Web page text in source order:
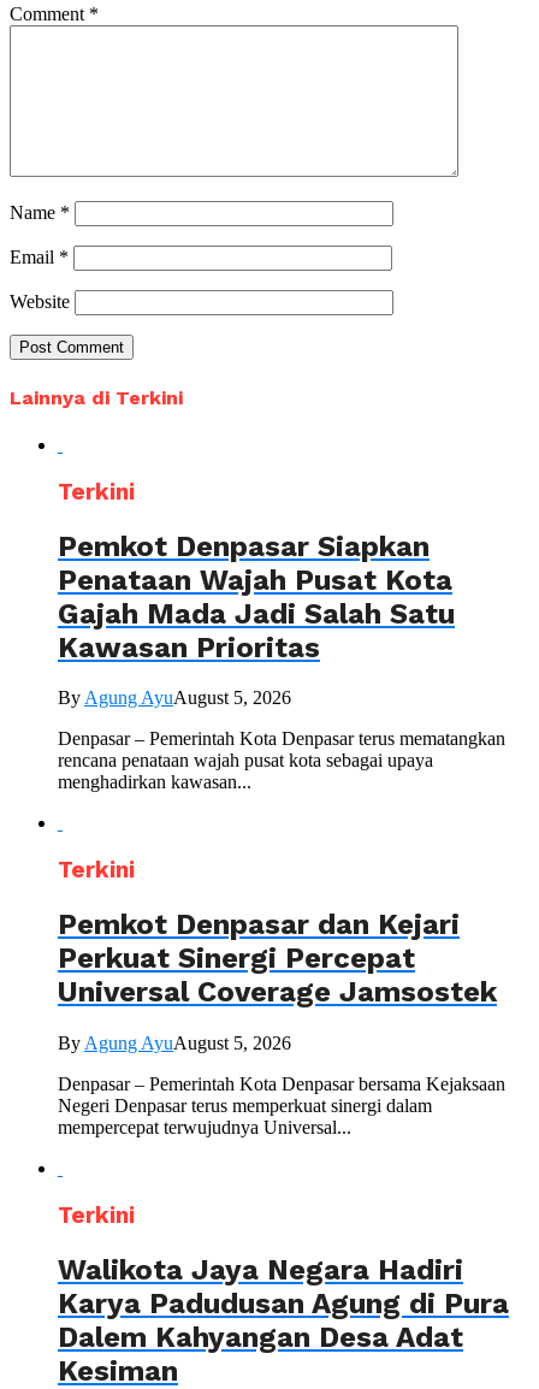
Comment *
Name *
Email *
Website
Lainnya di Terkini
Terkini
Pemkot Denpasar Siapkan
Penataan Wajah Pusat Kota
Gajah Mada Jadi Salah Satu
Kawasan Prioritas
ByAgung AyuAugust 5, 2026
Denpasar – Pemerintah Kota Denpasar terus mematangkan
rencana penataan wajah pusat kota sebagai upaya
menghadirkan kawasan...
Terkini
Pemkot Denpasar dan Kejari
Perkuat Sinergi Percepat
Universal Coverage Jamsostek
By Agung AyuAugust 5, 2026
Denpasar – Pemerintah Kota Denpasar bersama Kejaksaan
Negeri Denpasar terus memperkuat sinergi dalam
mempercepat terwujudnya Universal...
Terkini
Walikota Jaya Negara Hadiri
Karya Padudusan Agung di Pura
Dalem Kahyangan Desa Adat
Kesiman